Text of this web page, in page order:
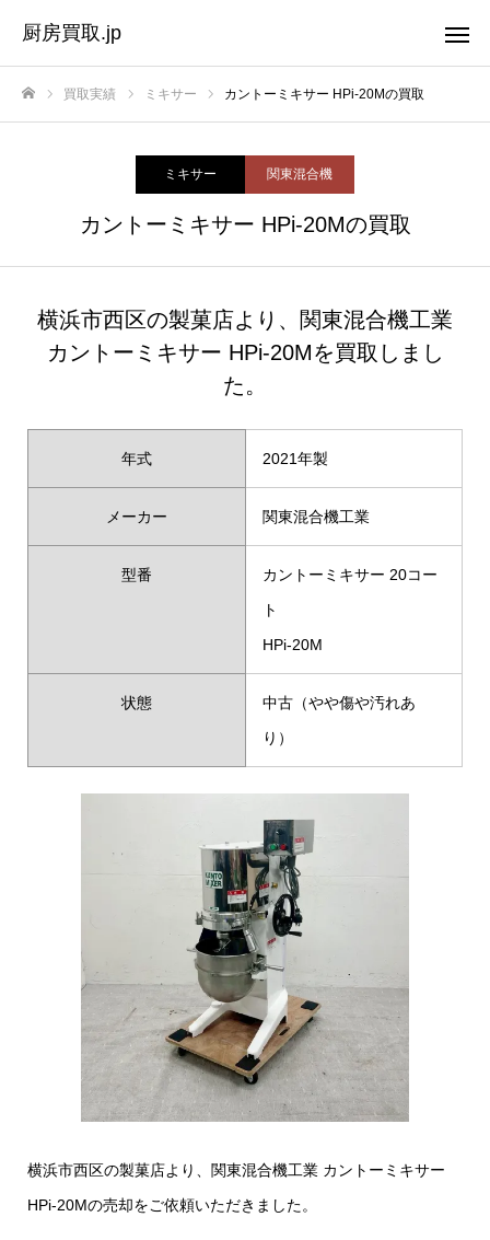
厨房買取.jp
買取実績 ミキサー カントーミキサー HPi-20Mの買取
ミキサー 関東混合機
カントーミキサー HPi-20Mの買取
横浜市西区の製菓店より、関東混合機工業
カントーミキサー HPi-20Mを買取しまし
た。
年式 2021年製
メーカー 関東混合機工業
型番
カントーミキサー 20コー
ト
HPi-20M
状態
中古（やや傷や汚れあ
り）
横浜市西区の製菓店より、関東混合機工業 カントーミキサー
HPi-20Mの売却をご依頼いただきました。